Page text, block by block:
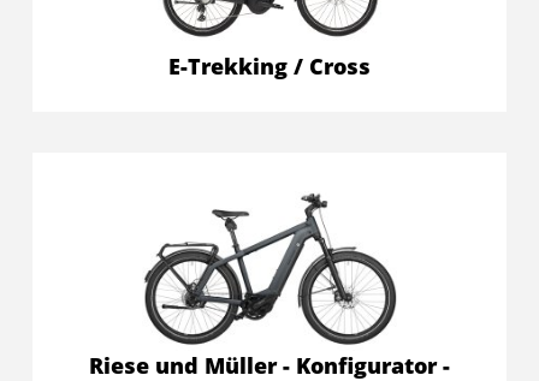
E-Trekking / Cross
Riese und Müller - Konfigurator -